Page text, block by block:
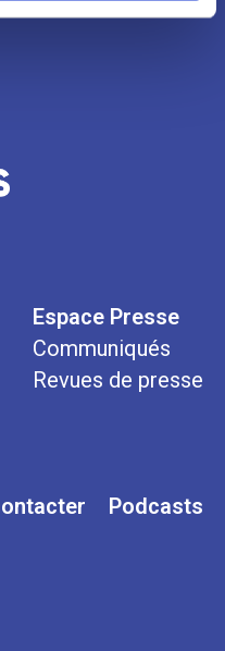
Espace Presse
Communiqués
Revues de presse
Podcasts